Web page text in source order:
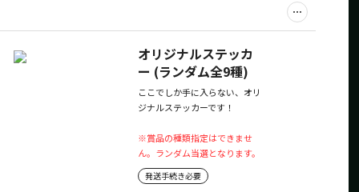
オリジナルステッカ
ー (ランダム全9種)
ここでしか手に入らない、オリ
ジナルステッカーです！
※賞品の種類指定はできませ
ん。ランダム当選となります。
発送手続き必要